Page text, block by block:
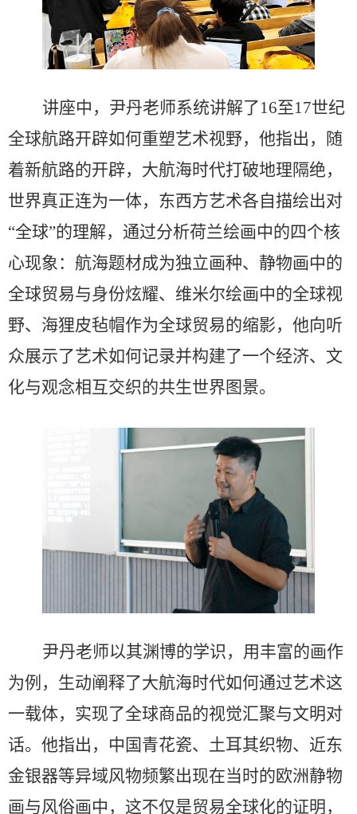
讲座中，尹丹老师系统讲解了16至17世纪
全球航路开辟如何重塑艺术视野，他指出，随
着新航路的开辟，大航海时代打破地理隔绝，
世界真正连为一体，东西方艺术各自描绘出对
“全球”的理解，通过分析荷兰绘画中的四个核
心现象：航海题材成为独立画种、静物画中的
全球贸易与身份炫耀、维米尔绘画中的全球视
野、海狸皮毡帽作为全球贸易的缩影，他向听
众展示了艺术如何记录并构建了一个经济、文
化与观念相互交织的共生世界图景。
尹丹老师以其渊博的学识，用丰富的画作
为例，生动阐释了大航海时代如何通过艺术这
一载体，实现了全球商品的视觉汇聚与文明对
话。他指出，中国青花瓷、土耳其织物、近东
金银器等异域风物频繁出现在当时的欧洲静物
画与风俗画中，这不仅是贸易全球化的证明，